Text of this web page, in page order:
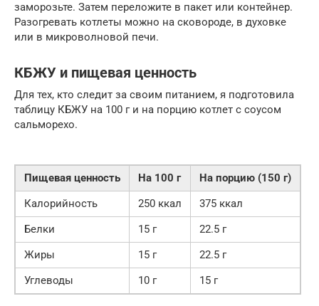
заморозьте. Затем переложите в пакет или контейнер.
Разогревать котлеты можно на сковороде, в духовке
или в микроволновой печи.
КБЖУ и пищевая ценность
Для тех, кто следит за своим питанием, я подготовила
таблицу КБЖУ на 100 г и на порцию котлет с соусом
сальморехо.
Пищевая ценность На 100 г
На порцию (150 г)
Калорийность
250 ккал
375 ккал
Белки
15 г
22.5 г
Жиры
15 г
22.5 г
Углеводы
10 г 15 г